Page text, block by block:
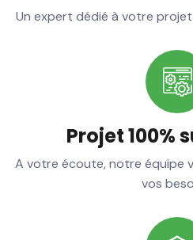
Un expert dédié à votre
Projet 100%
A votre écoute, notre équipe
vos